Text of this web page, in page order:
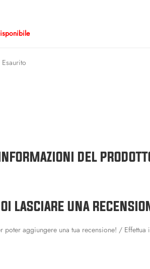
DEL
LASCIARE UNA
poter aggiungere una tua recensione! / Effettua